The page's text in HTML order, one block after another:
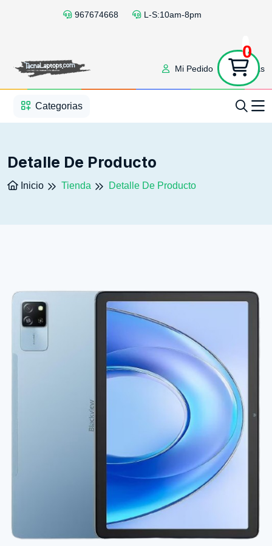
967674668 L-S:10am-8pm
Mi Pedido Ofertas
0
Categorias
Detalle De Producto
Inicio Tienda Detalle De Producto